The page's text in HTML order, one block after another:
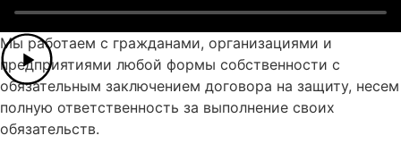
Мы работаем с гражданами, организациями и
предприятиями любой формы собственности с
обязательным заключением договора на защиту, несем
полную ответственность за выполнение своих
обязательств.